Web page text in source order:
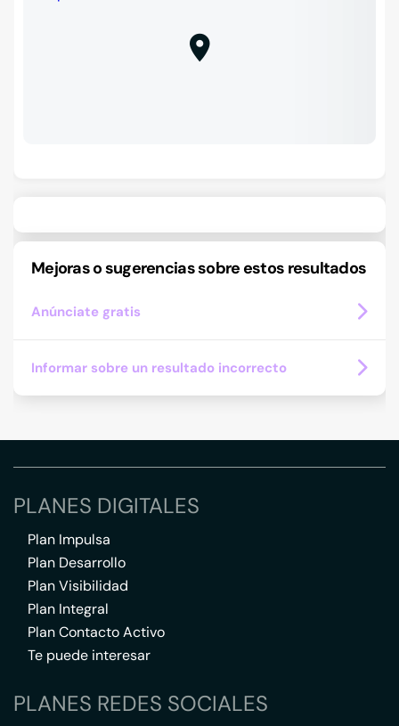
Mejoras o sugerencias sobre estos resultados
Anúnciate gratis
Informar sobre un resultado incorrecto
PLANES DIGITALES
Plan Impulsa
Plan Desarrollo
Plan Visibilidad
Plan Integral
Plan Contacto Activo
Te puede interesar
PLANES REDES SOCIALES